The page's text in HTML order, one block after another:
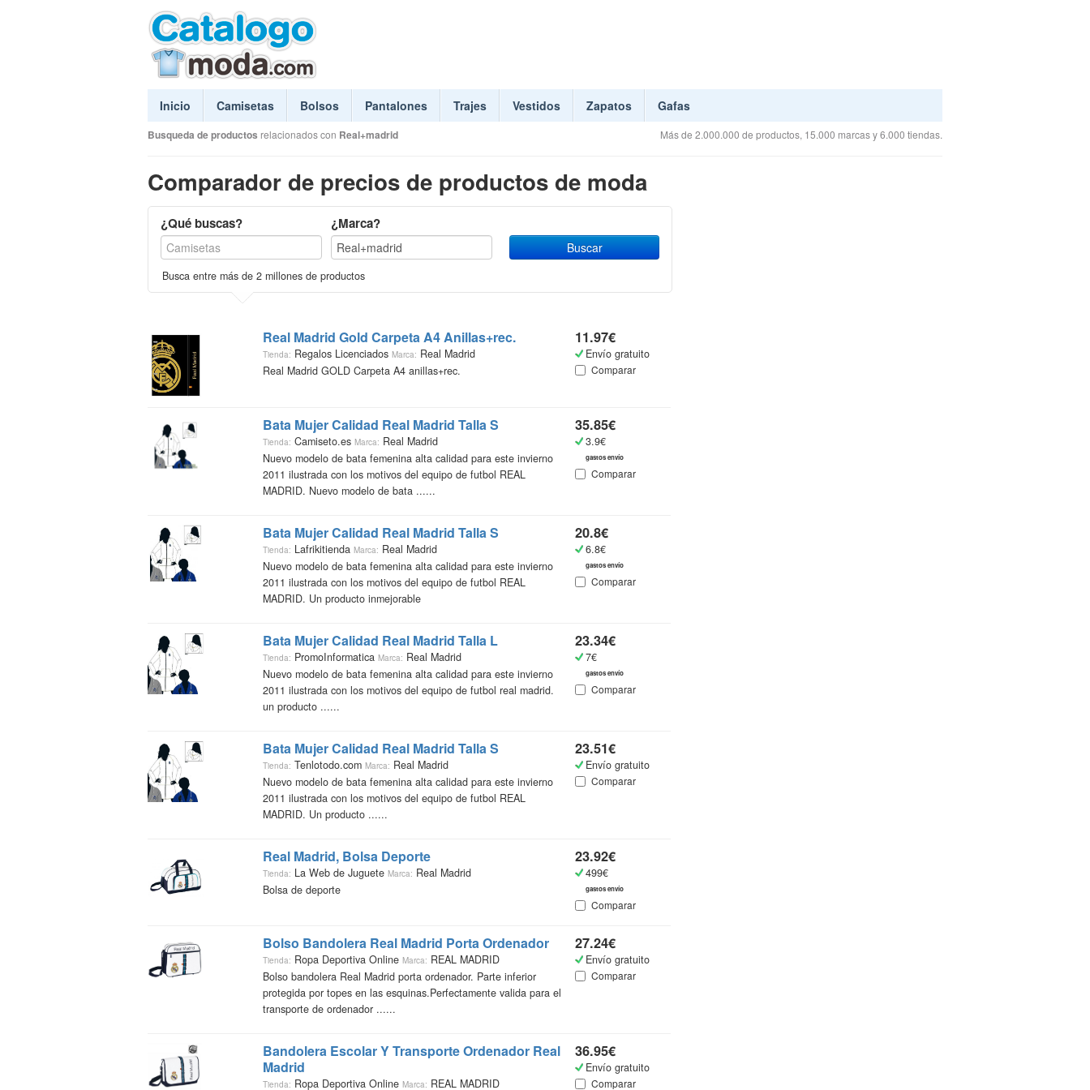
Inicio Camisetas Bolsos Pantalones Trajes Vestidos Zapatos Gafas
Busqueda de productos relacionados con Real+madrid Más de 2.000.000 de productos, 15.000 marcas y 6.000 tiendas.
Comparador de precios de productos de moda
¿Qué buscas? ¿Marca?
Busca entre más de 2 millones de productos
Real Madrid Gold Carpeta A4 Anillas+rec.
Tienda: Regalos Licenciados Marca: Real Madrid
Real Madrid GOLD Carpeta A4 anillas+rec.
11.97€
Envío gratuito
Comparar
Bata Mujer Calidad Real Madrid Talla S
Tienda: Camiseto.es Marca: Real Madrid
Nuevo modelo de bata femenina alta calidad para este invierno
2011 ilustrada con los motivos del equipo de futbol REAL
MADRID. Nuevo modelo de bata ......
35.85€
3.9€
gastos envío
Comparar
Bata Mujer Calidad Real Madrid Talla S
Tienda: Lafrikitienda Marca: Real Madrid
Nuevo modelo de bata femenina alta calidad para este invierno
2011 ilustrada con los motivos del equipo de futbol REAL
MADRID. Un producto inmejorable
20.8€
6.8€
gastos envío
Comparar
Bata Mujer Calidad Real Madrid Talla L
Tienda: PromoInformatica Marca: Real Madrid
Nuevo modelo de bata femenina alta calidad para este invierno
2011 ilustrada con los motivos del equipo de futbol real madrid.
un producto ......
23.34€
7€
gastos envío
Comparar
Bata Mujer Calidad Real Madrid Talla S
Tienda: Tenlotodo.com Marca: Real Madrid
Nuevo modelo de bata femenina alta calidad para este invierno
2011 ilustrada con los motivos del equipo de futbol REAL
MADRID. Un producto ......
23.51€
Envío gratuito
Comparar
Real Madrid, Bolsa Deporte
Tienda: La Web de Juguete Marca: Real Madrid
Bolsa de deporte
23.92€
499€
gastos envío
Comparar
Bolso Bandolera Real Madrid Porta Ordenador
Tienda: Ropa Deportiva Online Marca: REAL MADRID
Bolso bandolera Real Madrid porta ordenador. Parte inferior
protegida por topes en las esquinas.Perfectamente valida para el
transporte de ordenador ......
27.24€
Envío gratuito
Comparar
Bandolera Escolar Y Transporte Ordenador Real
Madrid
Tienda: Ropa Deportiva Online Marca: REAL MADRID
36.95€
Envío gratuito
Comparar